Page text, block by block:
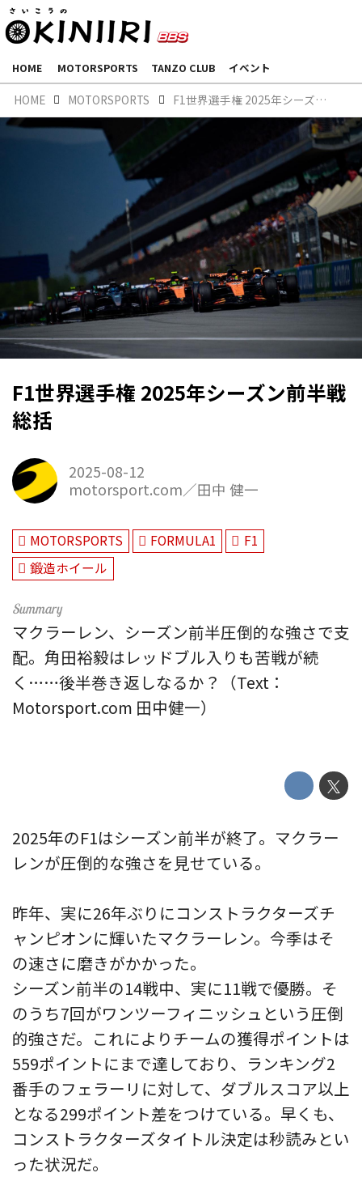
HOME MOTORSPORTS TANZO CLUB イベント
HOME MOTORSPORTS F1世界選手権 2025年シーズン前半戦総括
F1世界選手権 2025年シーズン前半戦
総括
2025-08-12
motorsport.com／田中 健一
MOTORSPORTS FORMULA1
F1
鍛造ホイール
マクラーレン、シーズン前半圧倒的な強さで支
配。角田裕毅はレッドブル入りも苦戦が続
く……後半巻き返しなるか？（Text：
Motorsport.com 田中健一）
2025年のF1はシーズン前半が終了。マクラー
レンが圧倒的な強さを見せている。
昨年、実に26年ぶりにコンストラクターズチ
ャンピオンに輝いたマクラーレン。今季はそ
の速さに磨きがかかった。
シーズン前半の14戦中、実に11戦で優勝。そ
のうち7回がワンツーフィニッシュという圧倒
的強さだ。これによりチームの獲得ポイントは
559ポイントにまで達しており、ランキング2
番手のフェラーリに対して、ダブルスコア以上
となる299ポイント差をつけている。早くも、
コンストラクターズタイトル決定は秒読みとい
った状況だ。